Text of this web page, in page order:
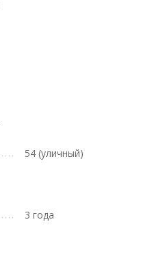
54 (уличный)
3 года